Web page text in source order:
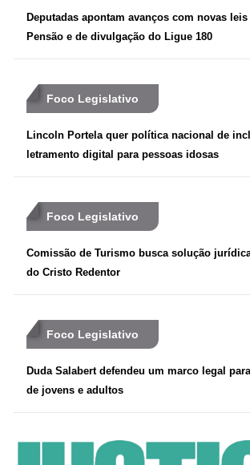
Deputadas apontam avanços com novas
Pensão e de divulgação do Ligue 180
Foco Legislativo
Lincoln Portela quer política nacional de
letramento digital para pessoas idosas
Foco Legislativo
Comissão de Turismo busca solução
do Cristo Redentor
Foco Legislativo
Duda Salabert defendeu um marco legal
de jovens e adultos